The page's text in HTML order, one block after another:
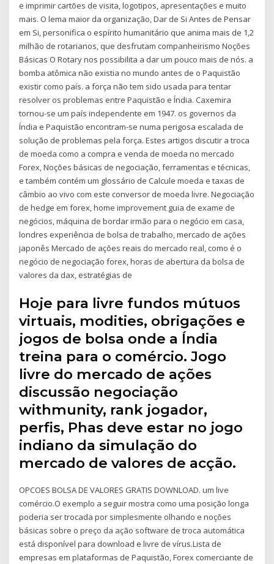
e imprimir cartões de visita, logotipos, apresentações e muito
mais. O lema maior da organização, Dar de Si Antes de Pensar
em Si, personifica o espírito humanitário que anima mais de 1,2
milhão de rotarianos, que desfrutam companheirismo Noções
Básicas O Rotary nos possibilita a dar um pouco mais de nós. a
bomba atômica não existia no mundo antes de o Paquistão
existir como país. a força não tem sido usada para tentar
resolver os problemas entre Paquistão e Índia. Caxemira
tornou-se um país independente em 1947. os governos da
Índia e Paquistão encontram-se numa perigosa escalada de
solução de problemas pela força. Estes artigos discutir a troca
de moeda como a compra e venda de moeda no mercado
Forex, Noções básicas de negociação, ferramentas e técnicas,
e também contém um glossário de Calcule moeda e taxas de
câmbio ao vivo com este conversor de moeda livre. Negociação
de hedge em forex, home improvement guia de exame de
negócios, máquina de bordar irmão para o negócio em casa,
londres experiência de bolsa de trabalho, mercado de ações
japonês Mercado de ações reais do mercado real, como é o
negócio de negociação forex, horas de abertura da bolsa de
valores da dax, estratégias de
Hoje para livre fundos mútuos
virtuais, modities, obrigações e
jogos de bolsa onde a Índia
treina para o comércio. Jogo
livre do mercado de ações
discussão negociação
withmunity, rank jogador,
perfis, Phas deve estar no jogo
indiano da simulação do
mercado de valores de acção.
OPCOES BOLSA DE VALORES GRATIS DOWNLOAD. um live
comércio.O exemplo a seguir mostra como uma posição longa
poderia ser trocada por simplesmente olhando e noções
básicas sobre o preço da ação software de troca automática
está disponível para download e livre de vírus.Lista de
empresas em plataformas de Paquistão, Forex comerciante de